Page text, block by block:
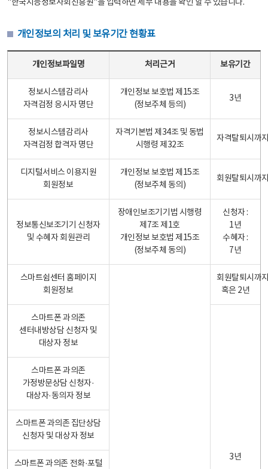
"한국지능정보사회진흥원"을 입력하면 세부 내용을 확인 할 수 있습니다.
개인정보의 처리 및 보유기간 현황표
개인정보파일명 처리근거 보유기간
정보시스템감리사
자격검정 응시자 명단
개인정보 보호법 제15조
(정보주체 등의)
3년
정보시스템감리사
자격검정 합격자 명단
자격기본법 제34조 및 동법
시행령 제32조
자격탈퇴시까
디지털서비스 이용지원
회원정보
개인정보 보호법 제15조
(정보주체 동의)
회원탈퇴시까
정보통신보조기기 신청자
및 수혜자 회원관리
장애인보조기기법 시행령
제7조 제1호
개인정보 보호법 제15조
(정보주체 동의)
신청자 :
1년
수혜자 :
7년
스마트쉼센터 홈페이지
회원정보
회원탈퇴시까
혹은 2년
스마트폰 과의존
센터내방상담 신청자 및
대상자 정보
3년
스마트폰 과의존
가정방문상담 신청자·
대상자·동의자 정보
스마트폰 과의존 집단상담
신청자 및 대상자 정보
스마트폰 과의존 전화·포털